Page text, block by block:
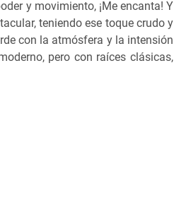
y movimiento, ¡Me encanta! Y
teniendo ese toque crudo y
con la atmósfera y la intensión
pero con raíces clásicas,